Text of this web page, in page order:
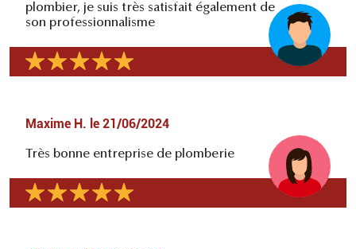
plombier, je suis très satisfait également de
son professionnalisme
Maxime H. le 21/06/2024
Très bonne entreprise de plomberie